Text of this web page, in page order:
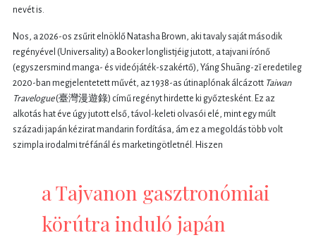
nevét is.
Nos, a 2026-os zsűrit elnöklő Natasha Brown, aki tavaly saját második
regényével (Universality) a Booker longlistjéig jutott, a tajvani írónő
(egyszersmind manga- és videójáték-szakértő), Yáng Shuāng-zǐ eredetileg
2020-ban megjelentetett művét, az 1938-as útinaplónak álcázott Taiwan
Travelogue(臺灣漫遊錄) című regényt hirdette ki győztesként. Ez az
alkotás hat éve úgy jutott első, távol-keleti olvasói elé, mint egy múlt
századi japán kézirat mandarin fordítása, ám ez a megoldás több volt
szimpla irodalmi tréfánál és marketingötletnél. Hiszen
a Tajvanon gasztronómiai
körútra induló japán